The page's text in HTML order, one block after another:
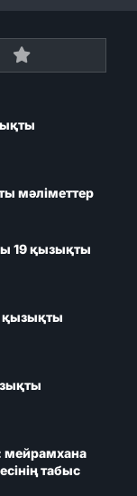
мәліметтер
19 қызықты
қызықты
мейрамхана
табыс